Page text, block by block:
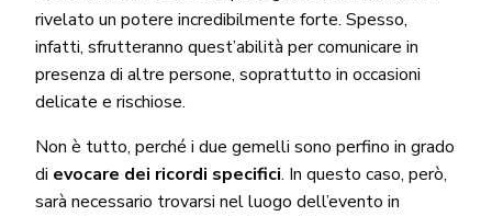
rivelato un potere incredibilmente forte. Spesso,
infatti, sfrutteranno quest’abilità per comunicare in
presenza di altre persone, soprattutto in occasioni
delicate e rischiose.
Non è tutto, perché i due gemelli sono perfino in grado
di evocare dei ricordi specifici. In questo caso, però,
sarà necessario trovarsi nel luogo dell’evento in